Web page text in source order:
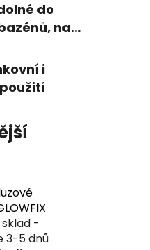
do
na
i
-
3-5 dnů